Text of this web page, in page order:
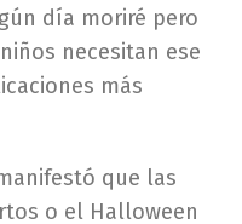
día moriré pero
necesitan ese
más
que las
o el Halloween